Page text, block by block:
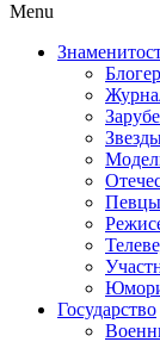
Menu
Государство